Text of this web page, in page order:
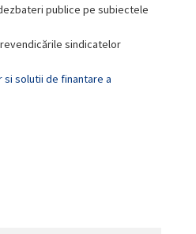
publice pe subiectele
sindicatelor
solutii de finantare a